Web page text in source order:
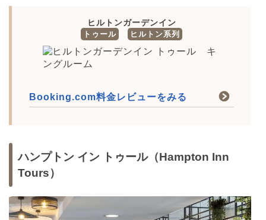
ヒルトンガーデンイン
トゥール ヒルトン系列
Booking.com料金レビューをみる
ハンプトン イン トゥール（Hampton Inn
Tours）